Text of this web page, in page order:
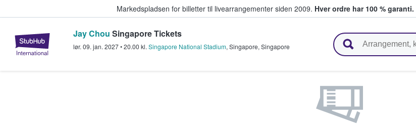
Markedspladsen for billetter til livearrangementer siden 2009. Hver ordre har 100 % garanti.
StubHub - Hvor fans køber og sælger billetter
Jay Chou Singapore Tickets
lør. 09. jan. 2027•20.00 kl. Singapore National Stadium, Singapore, Singapore